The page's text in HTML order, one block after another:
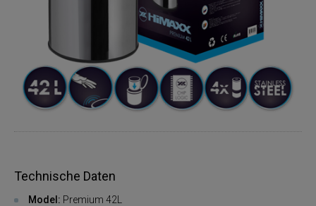
Technische Daten
Model: Premium 42L